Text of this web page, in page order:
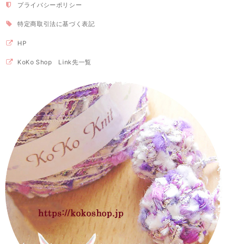
プライバシーポリシー
特定商取引法に基づく表記
HP
KoKo Shop Link先一覧